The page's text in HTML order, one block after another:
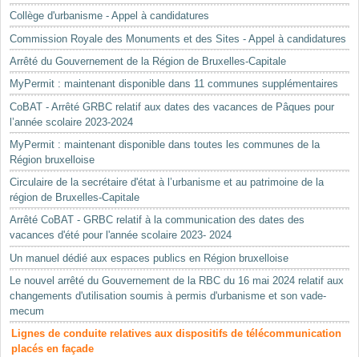
Collège d'urbanisme - Appel à candidatures
Commission Royale des Monuments et des Sites - Appel à candidatures
Arrêté du Gouvernement de la Région de Bruxelles-Capitale
MyPermit : maintenant disponible dans 11 communes supplémentaires
CoBAT - Arrêté GRBC relatif aux dates des vacances de Pâques pour
l’année scolaire 2023-2024
MyPermit : maintenant disponible dans toutes les communes de la
Région bruxelloise
Circulaire de la secrétaire d'état à l’urbanisme et au patrimoine de la
région de Bruxelles-Capitale
Arrêté CoBAT - GRBC relatif à la communication des dates des
vacances d'été pour l'année scolaire 2023- 2024
Un manuel dédié aux espaces publics en Région bruxelloise
Le nouvel arrêté du Gouvernement de la RBC du 16 mai 2024 relatif aux
changements d'utilisation soumis à permis d'urbanisme et son vade-
mecum
Lignes de conduite relatives aux dispositifs de télécommunication
placés en façade